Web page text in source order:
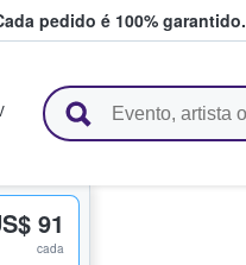
pedido é 100% garantido.
91
cada